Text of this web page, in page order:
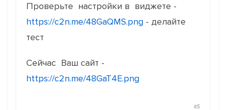
Проверьте настройки в виджете -
https://c2n.me/48GaQMS.png - делайте
тест
Сейчас Ваш сайт -
https://c2n.me/48GaT4E.png
#5